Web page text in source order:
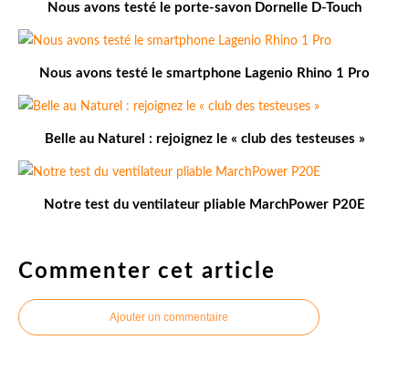
Nous avons testé le porte-savon Dornelle D-Touch
Nous avons testé le smartphone Lagenio Rhino 1 Pro
Belle au Naturel : rejoignez le « club des testeuses »
Notre test du ventilateur pliable MarchPower P20E
Commenter cet article
Ajouter un commentaire